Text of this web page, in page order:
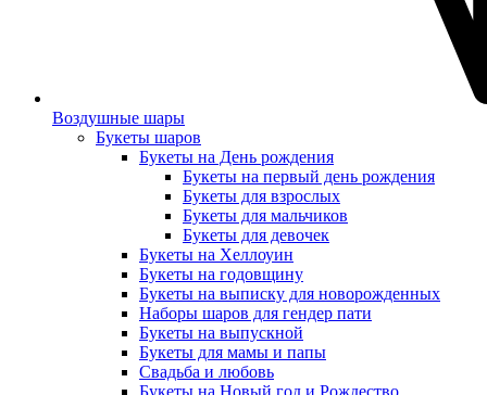
Воздушные шары
Букеты шаров
Букеты на День рождения
Букеты на первый день рождения
Букеты для взрослых
Букеты для мальчиков
Букеты для девочек
Букеты на Хеллоуин
Букеты на годовщину
Букеты на выписку для новорожденных
Наборы шаров для гендер пати
Букеты на выпускной
Букеты для мамы и папы
Свадьба и любовь
Букеты на Новый год и Рождество